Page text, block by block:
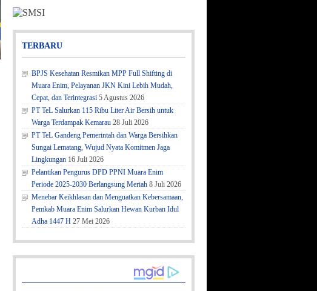
TERBARU
BPJS Kesehatan Resmikan MPP Full Shifting di
Muara Enim, Pelayanan JKN Kini Lebih Mudah,
Cepat, dan Terintegrasi 5 Agustus 2026
PT TeL Salurkan 115 Ribu Liter Air Bersih untuk
Warga Terdampak Kemarau 28 Juli 2026
PT TeL Gandeng Pemerintah dan Warga Bersihkan
Sungai Lematang, Wujud Nyata Komitmen Jaga
Lingkungan 16 Juli 2026
Pelantikan Pengurus DPD PPNI Muara Enim
Periode 2025-2030 Berlangsung Meriah 8 Juli 2026
Menebar Keikhlasan dan Menguatkan Kebersamaan,
Pemkab Muara Enim Salurkan Hewan Kurban Idul
Adha 1447 H 27 Mei 2026